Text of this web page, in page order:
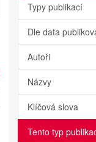
Typy publikací
Dle data
Autoři
Názvy
Klíčová slova
Tento typ